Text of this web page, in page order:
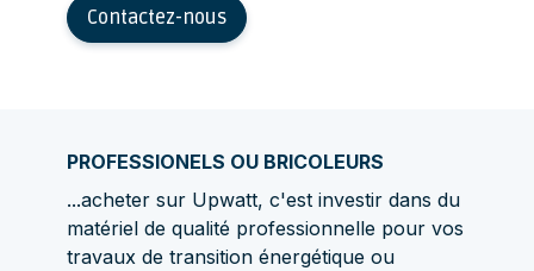
Contactez-nous
PROFESSIONELS OU BRICOLEURS
...acheter sur Upwatt, c'est investir dans du
matériel de qualité professionnelle pour vos
travaux de transition énergétique ou